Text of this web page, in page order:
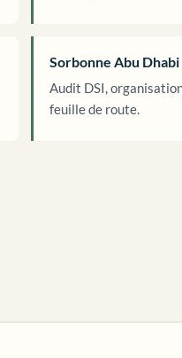
Sorbonne Abu Dhabi
Audit DSI,
feuille de route.